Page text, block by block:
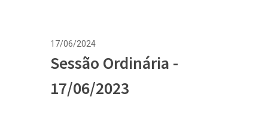
17/06/2024
Sessão Ordinária -
17/06/2023